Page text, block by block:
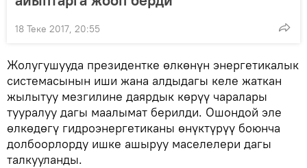
18 Теке 2017, 20:55
Жолугушууда президентке өлкөнүн энергетикалык
системасынын иши жана алдыдагы келе жаткан
жылытуу мезгилине даярдык көрүү чаралары
тууралуу дагы маалымат берилди. Ошондой эле
өлкөдөгү гидроэнергетиканы өнүктүрүү боюнча
долбоорлорду ишке ашыруу маселелери дагы
талкууланды.